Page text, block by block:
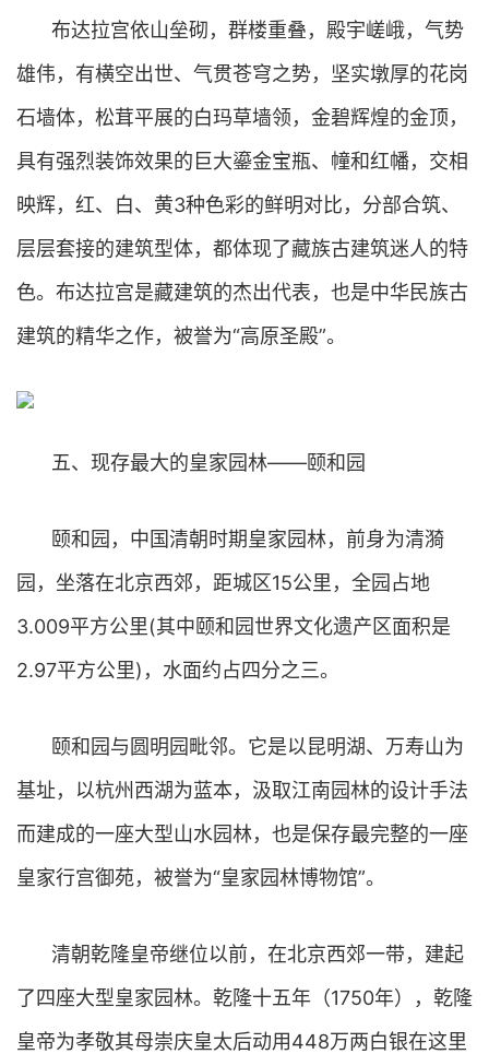
布达拉宫依山垒砌，群楼重叠，殿宇嵯峨，气势
雄伟，有横空出世、气贯苍穹之势，坚实墩厚的花岗
石墙体，松茸平展的白玛草墙领，金碧辉煌的金顶，
具有强烈装饰效果的巨大鎏金宝瓶、幢和红幡，交相
映辉，红、白、黄3种色彩的鲜明对比，分部合筑、
层层套接的建筑型体，都体现了藏族古建筑迷人的特
色。布达拉宫是藏建筑的杰出代表，也是中华民族古
建筑的精华之作，被誉为“高原圣殿”。
五、现存最大的皇家园林——颐和园
颐和园，中国清朝时期皇家园林，前身为清漪
园，坐落在北京西郊，距城区15公里，全园占地
3.009平方公里(其中颐和园世界文化遗产区面积是
2.97平方公里)，水面约占四分之三。
颐和园与圆明园毗邻。它是以昆明湖、万寿山为
基址，以杭州西湖为蓝本，汲取江南园林的设计手法
而建成的一座大型山水园林，也是保存最完整的一座
皇家行宫御苑，被誉为“皇家园林博物馆”。
清朝乾隆皇帝继位以前，在北京西郊一带，建起
了四座大型皇家园林。乾隆十五年（1750年），乾隆
皇帝为孝敬其母崇庆皇太后动用448万两白银在这里